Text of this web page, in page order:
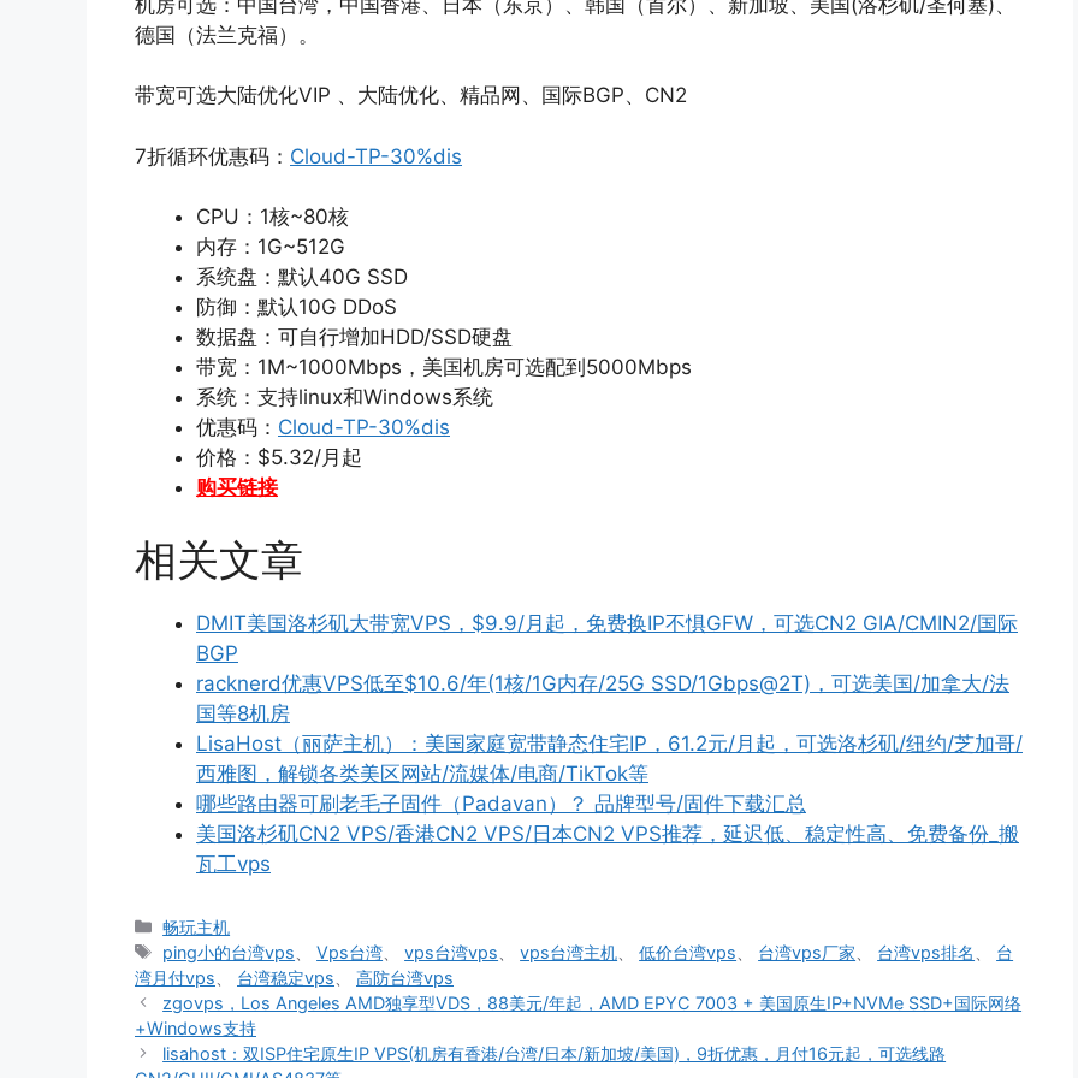
德国（法兰克福）。
带宽可选大陆优化VIP 、大陆优化、精品网、国际BGP、CN2
7折循环优惠码： Cloud-TP-30%dis
CPU：1核~80核
内存：1G~512G
系统盘：默认40G SSD
防御：默认10G DDoS
数据盘：可自行增加HDD/SSD硬盘
带宽：1M~1000Mbps，美国机房可选配到5000Mbps
系统：支持linux和Windows系统
优惠码： Cloud-TP-30%dis
价格：$5.32/月起
购买链接
相关文章
DMIT美国洛杉矶大带宽VPS，$9.9/月起，免费换IP不惧GFW，可选CN2 GIA/CMIN2/国际
BGP
racknerd优惠VPS低至$10.6/年(1核/1G内存/25G SSD/1Gbps@2T)，可选美国/加拿大/法
国等8机房
LisaHost（丽萨主机）：美国家庭宽带静态住宅IP，61.2元/月起，可选洛杉矶/纽约/芝加哥/
西雅图，解锁各类美区网站/流媒体/电商/TikTok等
哪些路由器可刷老毛子固件（Padavan）？ 品牌型号/固件下载汇总
美国洛杉矶CN2 VPS/香港CN2 VPS/日本CN2 VPS推荐，延迟低、稳定性高、免费备份_搬
瓦工vps
分
类
畅玩主机
标
签
ping小的台湾vps 、Vps台湾 、vps台湾vps 、vps台湾主机 、低价台湾vps 台湾vps厂家 台湾vps排名
台
湾月付vps
台湾稳定vps
高防台湾vps
zgovps，Los Angeles AMD独享型VDS，88美元/年起，AMD EPYC 7003 + 美国原生IP+NVMe SSD+国际网络
+Windows支持
lisahost：双ISP住宅原生IP VPS(机房有香港/台湾/日本/新加坡/美国)，9折优惠，月付16元起，可选线路